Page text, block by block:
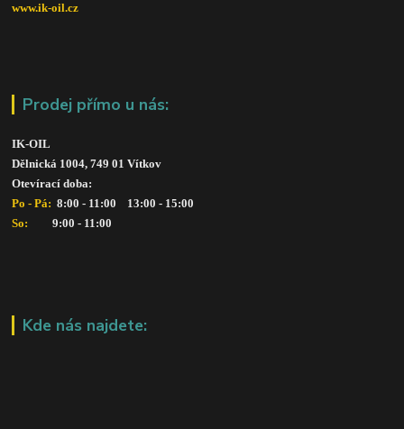
www.ik-oil.cz
Prodej přímo u nás:
IK-OIL
Dělnická 1004, 749 01 Vítkov
Otevírací doba:
Po - Pá: 8:00 - 11:00    13:00 - 15:00
So:
      9:00 - 11:00
Kde nás najdete: